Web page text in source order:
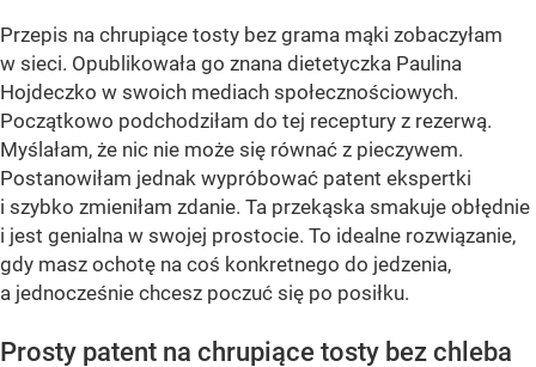
Przepis na chrupiące tosty bez grama mąki zobaczyłam
w sieci. Opublikowała go znana dietetyczka Paulina
Hojdeczko w swoich mediach społecznościowych.
Początkowo podchodziłam do tej receptury z rezerwą.
Myślałam, że nic nie może się równać z pieczywem.
Postanowiłam jednak wypróbować patent ekspertki
i szybko zmieniłam zdanie. Ta przekąska smakuje obłędnie
i jest genialna w swojej prostocie. To idealne rozwiązanie,
gdy masz ochotę na coś konkretnego do jedzenia,
a jednocześnie chcesz poczuć się po posiłku.
Prosty patent na chrupiące tosty bez chleba